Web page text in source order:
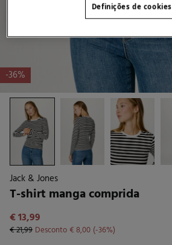
-36%
Jack & Jones
T-shirt manga comprida
€ 13,99
€ 21,99 Desconto€ 8,00 36
Definições de cookies